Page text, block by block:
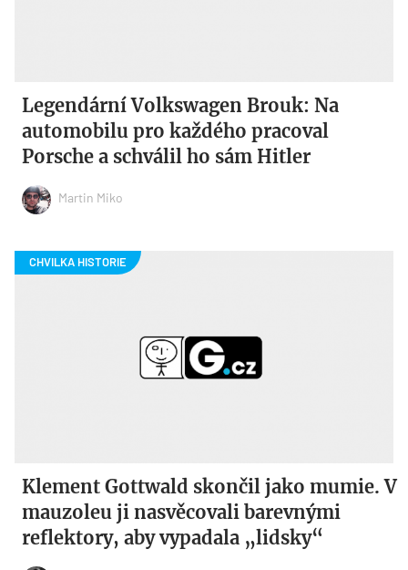
Legendární Volkswagen Brouk: Na
automobilu pro každého pracoval
Porsche a schválil ho sám Hitler
Martin Miko
Klement Gottwald skončil jako mumie. V
mauzoleu ji nasvěcovali barevnými
reflektory, aby vypadala „lidsky“